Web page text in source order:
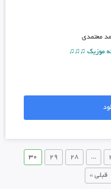
معتمدی
موزیک ♫♫♫
...
28
29
30
قبلی »